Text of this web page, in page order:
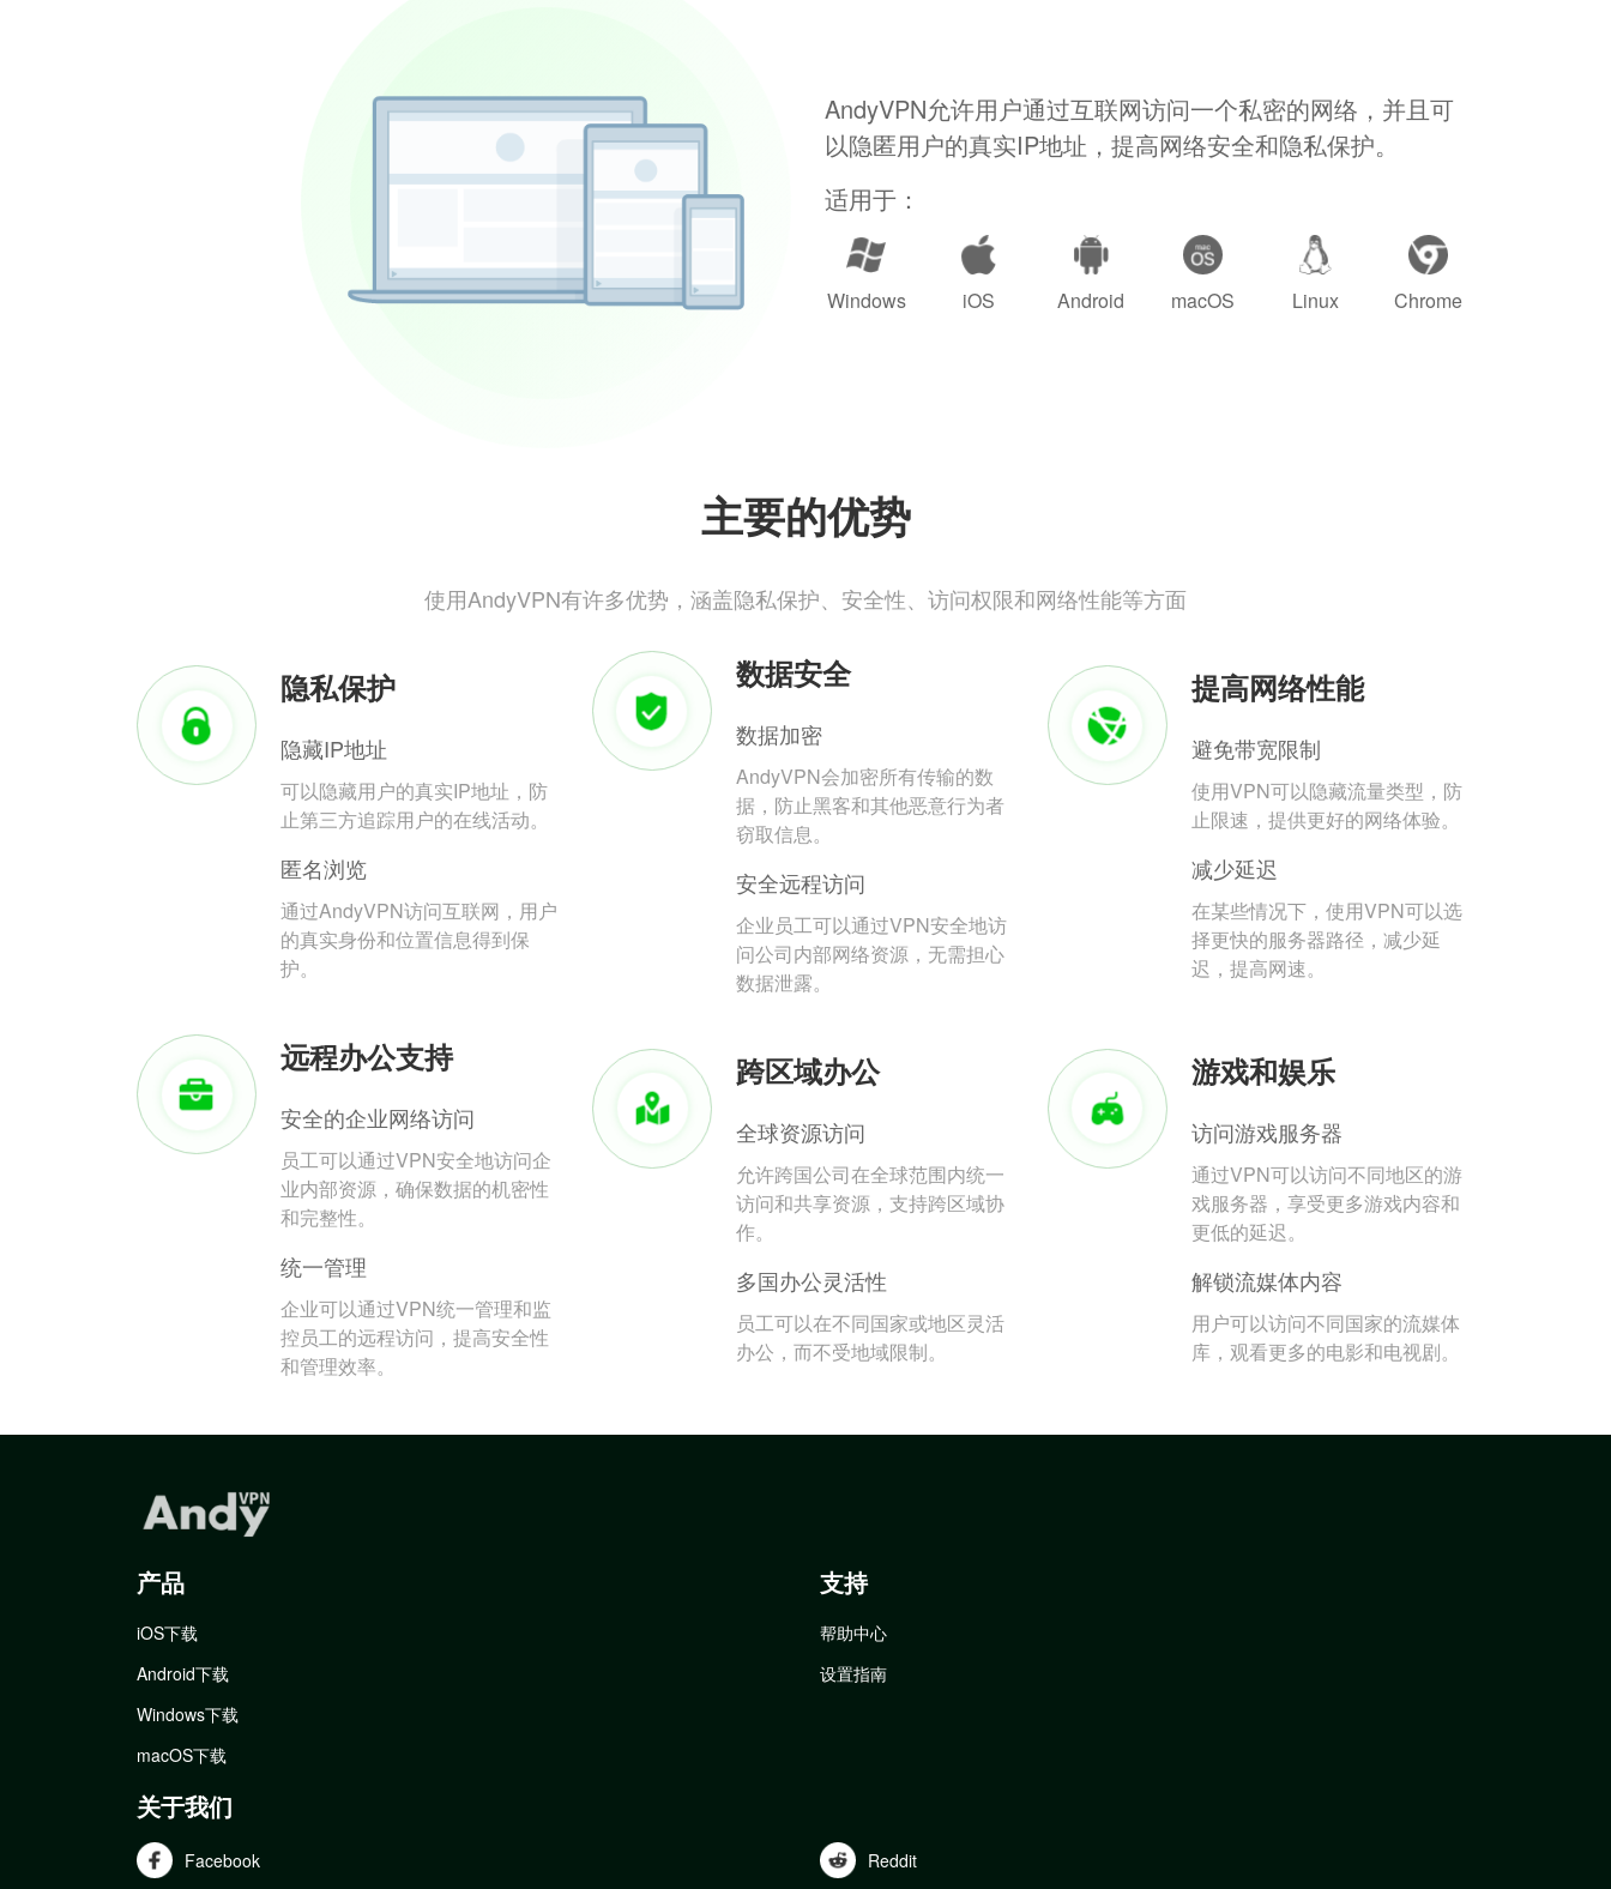
AndyVPN允许用户通过互联网访问一个私密的网络，并且可
以隐匿用户的真实IP地址，提高网络安全和隐私保护。
适用于：
Windows iOS Android macOS Linux Chrome
主要的优势
使用AndyVPN有许多优势，涵盖隐私保护、安全性、访问权限和网络性能等方面
隐私保护
隐藏IP地址
可以隐藏用户的真实IP地址，防
止第三方追踪用户的在线活动。
匿名浏览
通过AndyVPN访问互联网，用户
的真实身份和位置信息得到保
护。
数据安全
数据加密
AndyVPN会加密所有传输的数
据，防止黑客和其他恶意行为者
窃取信息。
安全远程访问
企业员工可以通过VPN安全地访
问公司内部网络资源，无需担心
数据泄露。
提高网络性能
避免带宽限制
使用VPN可以隐藏流量类型，防
止限速，提供更好的网络体验。
减少延迟
在某些情况下，使用VPN可以选
择更快的服务器路径，减少延
迟，提高网速。
远程办公支持
安全的企业网络访问
员工可以通过VPN安全地访问企
业内部资源，确保数据的机密性
和完整性。
统一管理
企业可以通过VPN统一管理和监
控员工的远程访问，提高安全性
和管理效率。
跨区域办公
全球资源访问
允许跨国公司在全球范围内统一
访问和共享资源，支持跨区域协
作。
多国办公灵活性
员工可以在不同国家或地区灵活
办公，而不受地域限制。
游戏和娱乐
访问游戏服务器
通过VPN可以访问不同地区的游
戏服务器，享受更多游戏内容和
更低的延迟。
解锁流媒体内容
用户可以访问不同国家的流媒体
库，观看更多的电影和电视剧。
产品
iOS下载
Android下载
Windows下载
macOS下载
支持
帮助中心
设置指南
关于我们
Facebook Reddit